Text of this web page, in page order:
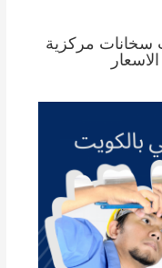
سخانات مركزية